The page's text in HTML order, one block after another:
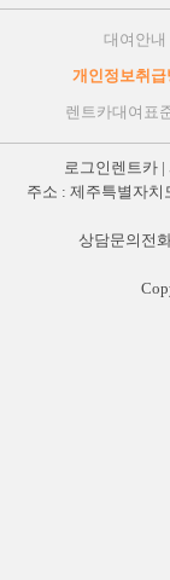
대여안내
개인정보취급
렌트카대여표
로그인렌트카 |
주소 : 제주특별자
상담문의전